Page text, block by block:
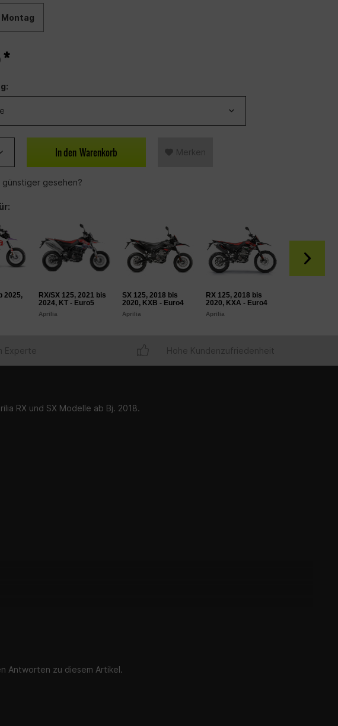
Montag
*
In den Warenkorb Merken
günstiger gesehen?
2025,
RX/SX 125, 2021 bis
2024, KT - Euro5
Aprilia
SX 125, 2018 bis
2020, KXB - Euro4
Aprilia
RX 125, 2018 bis
2020, KXA - Euro4
Aprilia
Experte Hohe Kundenzufriedenheit
RX und SX Modelle ab Bj. 2018.
Antworten zu diesem Artikel.